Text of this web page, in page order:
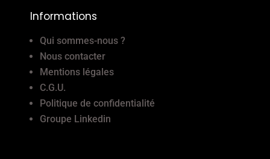
Informations
Qui sommes-nous ?
Nous contacter
Mentions légales
C.G.U.
Politique de confidentialité
Groupe Linkedin